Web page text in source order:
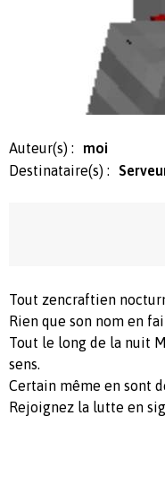
Auteur(s) :
moi
Destinataire(s) :
Tout zencraftien
Rien que son nom en
Tout le long de la nuit
sens.
Certain même en sont
Rejoignez la lutte en